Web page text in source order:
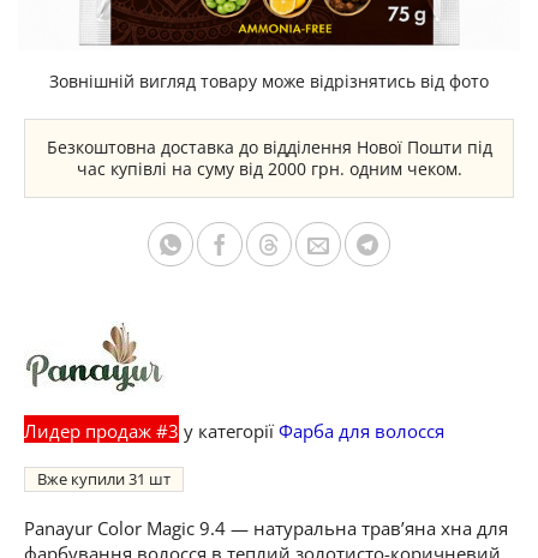
Зовнішній вигляд товару може відрізнятись від фото
Безкоштовна доставка до відділення Нової Пошти під
час купівлі на суму від 2000 грн. одним чеком.
Лидер продаж #3 у категорії Фарба для волосся
Вже купили31
Panayur Color Magic 9.4 — натуральна трав’яна хна для